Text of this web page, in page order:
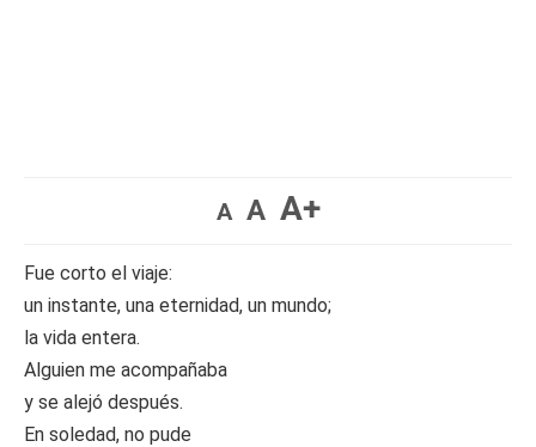
A A A+
Fue corto el viaje:
un instante, una eternidad, un mundo;
la vida entera.
Alguien me acompañaba
y se alejó después.
En soledad, no pude